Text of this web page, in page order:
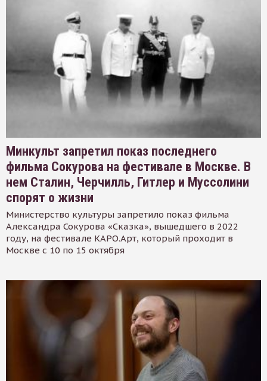
Минкульт запретил показ последнего
фильма Сокурова на фестивале в Москве. В
нем Сталин, Черчилль, Гитлер и Муссолини
спорят о жизни
Министерство культуры запретило показ фильма
Александра Сокурова «Сказка», вышедшего в 2022
году, на фестивале КАРО.Арт, который проходит в
Москве с 10 по 15 октября